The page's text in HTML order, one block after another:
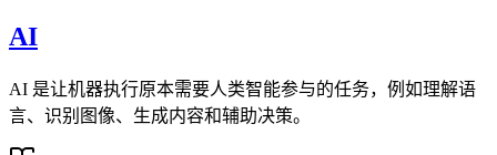
AI
AI 是让机器执行原本需要人类智能参与的任务，例如理解语
言、识别图像、生成内容和辅助决策。